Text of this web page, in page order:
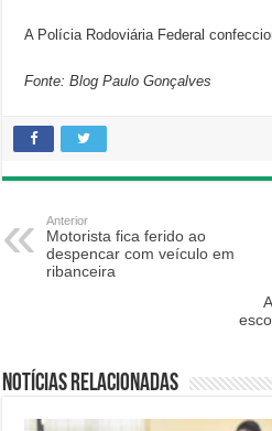
A Polícia Rodoviária Federal
Fonte: Blog Paulo Gonçalves
Anterior
Motorista fica ferido ao
despencar com veículo em
ribanceira
Notícias relacionadas